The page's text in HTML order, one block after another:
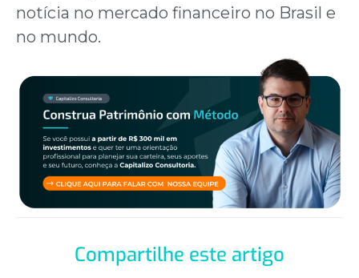
notícia no mercado financeiro no Brasil e
no mundo.
Compartilhe este artigo